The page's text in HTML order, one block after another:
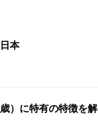
本
）に特有の特徴を解